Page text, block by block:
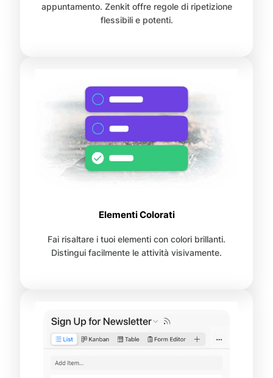
appuntamento. Zenkit offre regole di ripetizione
flessibili e potenti.
Elementi Colorati
Fai risaltare i tuoi elementi con colori brillanti.
Distingui facilmente le attività visivamente.